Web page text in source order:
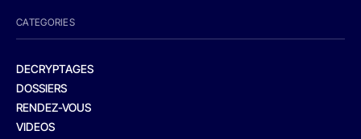
CATEGORIES
DECRYPTAGES
DOSSIERS
RENDEZ-VOUS
VIDEOS